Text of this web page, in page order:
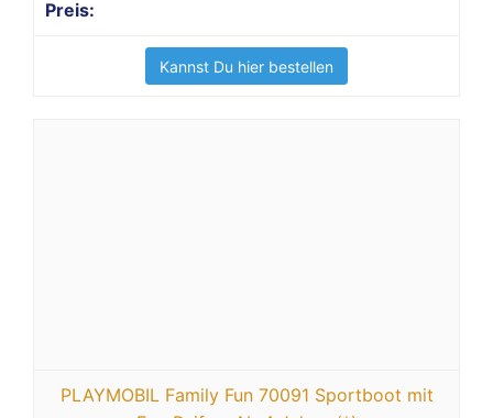
Kannst Du hier bestellen
PLAYMOBIL Family Fun 70091 Sportboot mit